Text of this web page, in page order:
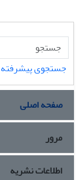
جستجوی پیشرفته
صفحه اصلی
مرور
اطلاعات نشریه